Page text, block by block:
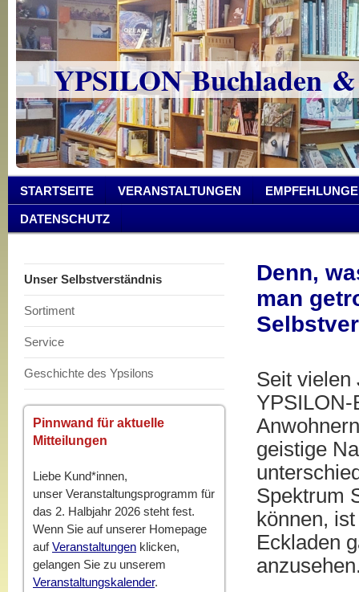
YPSILON Buchladen
STARTSEITE VERANSTALTUNGEN
DATENSCHUTZ
Unser Selbstverständnis
Sortiment
Service
Geschichte des Ypsilons
Pinnwand für aktuelle
Mitteilungen
Liebe Kund*innen,
unser Veranstaltungsprogramm für
das 2. Halbjahr 2026 steht fest.
Wenn Sie auf unserer Homepage
aufVeranstaltungen klicken,
gelangen Sie zu unserem
Veranstaltungskalender.
Denn,
man
Seit vielen
YPSILON-
geistige
Spektrum
können,
Eckladen